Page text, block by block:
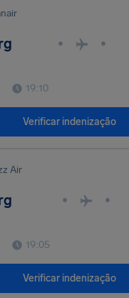
• •
19:10
Verificar indenização
Air
• •
19:05
Verificar indenização